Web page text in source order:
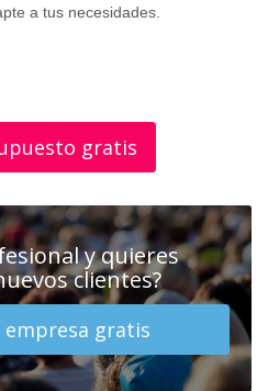
a tus necesidades.
gratis
y quieres
clientes?
gratis